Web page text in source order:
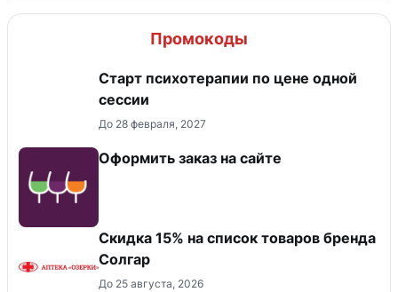
Промокоды
Старт психотерапии по цене одной
сессии
До 28 февраля, 2027
Оформить заказ на сайте
Скидка 15% на список товаров бренда
Солгар
До 25 августа, 2026